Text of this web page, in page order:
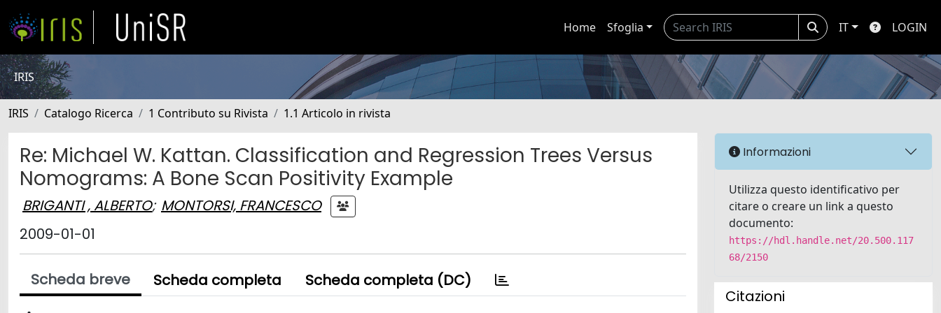
Home Sfoglia IT LOGIN
IRIS
IRIS Catalogo Ricerca 1 Contributo su Rivista 1.1 Articolo in rivista
Re: Michael W. Kattan. Classification and Regression Trees Versus
Nomograms: A Bone Scan Positivity Example
BRIGANTI , ALBERTO; MONTORSI, FRANCESCO
2009-01-01
Scheda breve Scheda completa Scheda completa (DC)
Informazioni
Utilizza questo identificativo per
citare o creare un link a questo
documento:
https://hdl.handle.net/20.500.117
68/2150
Citazioni